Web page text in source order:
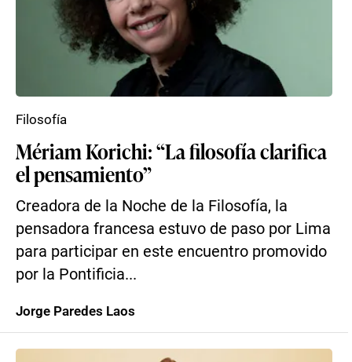
Mériam Korichi: “La filosofía clarifica
el pensamiento”
Creadora de la Noche de la Filosofía, la
pensadora francesa estuvo de paso por Lima
para participar en este encuentro promovido
por la Pontificia...
Filosofía
Jorge Paredes Laos